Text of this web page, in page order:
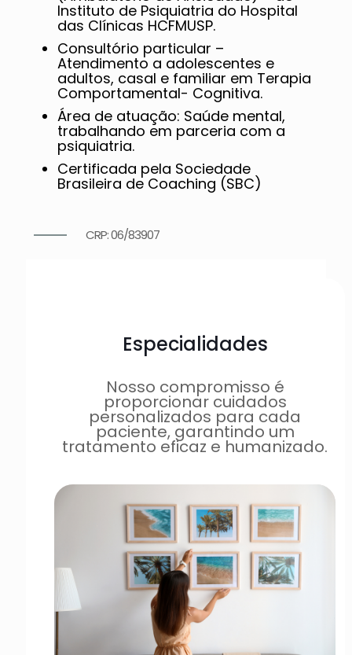
Instituto de Psiquiatria do Hospital
das Clínicas HCFMUSP.
Consultório particular –
Atendimento a adolescentes e
adultos, casal e familiar em Terapia
Comportamental- Cognitiva.
Área de atuação: Saúde mental,
trabalhando em parceria com a
psiquiatria.
Certificada pela Sociedade
Brasileira de Coaching (SBC)
CRP: 06/83907
Especialidades
Nosso compromisso é
proporcionar cuidados
personalizados para cada
paciente, garantindo um
tratamento eficaz e humanizado.